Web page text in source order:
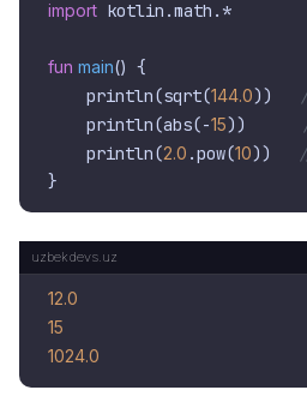
import kotlin.math.*
fun main() {
    println(sqrt(
144.0))
    println(abs(-
15))
    println(
2.0 .pow(10))
12.0
15
1024.0